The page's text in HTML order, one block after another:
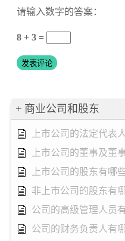
请输入数字的答案：
8 + 3 =
商业公司和股东
上市公司的法定代表
上市公司的董事及董
上市公司的股东有哪
非上市公司的股东有
公司的高级管理人员
公司的财务负责人有